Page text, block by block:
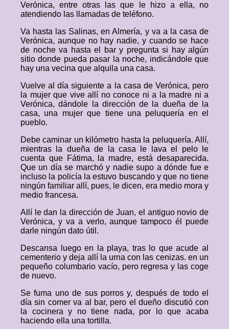
Verónica, entre otras las que le hizo a ella, no
atendiendo las llamadas de teléfono.
Va hasta las Salinas, en Almería, y va a la casa de
Verónica, aunque no hay nadie, y cuando se hace
de noche va hasta el bar y pregunta si hay algún
sitio donde pueda pasar la noche, indicándole que
hay una vecina que alquila una casa.
Vuelve al día siguiente a la casa de Verónica, pero
la mujer que vive allí no conoce ni a la madre ni a
Verónica, dándole la dirección de la dueña de la
casa, una mujer que tiene una peluquería en el
pueblo.
Debe caminar un kilómetro hasta la peluquería. Allí,
mientras la dueña de la casa le lava el pelo le
cuenta que Fátima, la madre, está desaparecida.
Que un día se marchó y nadie supo a dónde fue e
incluso la policía la estuvo buscando y que no tiene
ningún familiar allí, pues, le dicen, era medio mora y
medio francesa.
Allí le dan la dirección de Juan, el antiguo novio de
Verónica, y va a verlo, aunque tampoco él puede
darle ningún dato útil.
Descansa luego en la playa, tras lo que acude al
cementerio y deja allí la urna con las cenizas. en un
pequeño columbario vacío, pero regresa y las coge
de nuevo.
Se fuma uno de sus porros y, después de todo el
día sin comer va al bar, pero el dueño discutió con
la cocinera y no tiene nada, por lo que acaba
haciendo ella una tortilla.